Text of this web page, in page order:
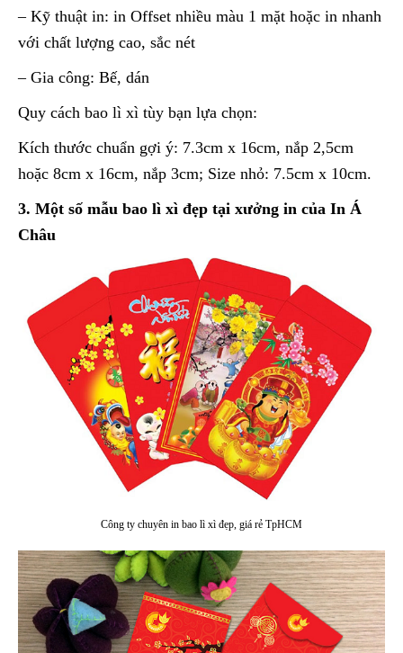
– Kỹ thuật in: in Offset nhiều màu 1 mặt hoặc in nhanh
với chất lượng cao, sắc nét
– Gia công: Bế, dán
Quy cách bao lì xì tùy bạn lựa chọn:
Kích thước chuẩn gợi ý: 7.3cm x 16cm, nắp 2,5cm
hoặc 8cm x 16cm, nắp 3cm; Size nhỏ: 7.5cm x 10cm.
3. Một số mẫu bao lì xì đẹp tại xưởng in của In Á
Châu
Công ty chuyên in bao lì xì đẹp, giá rẻ TpHCM